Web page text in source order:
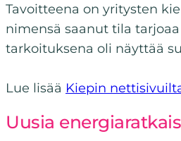
Tavoitteena on yritysten
nimensä saanut tila
tarkoituksena oli näyttää
Lue lisää Kiepin
Uusia